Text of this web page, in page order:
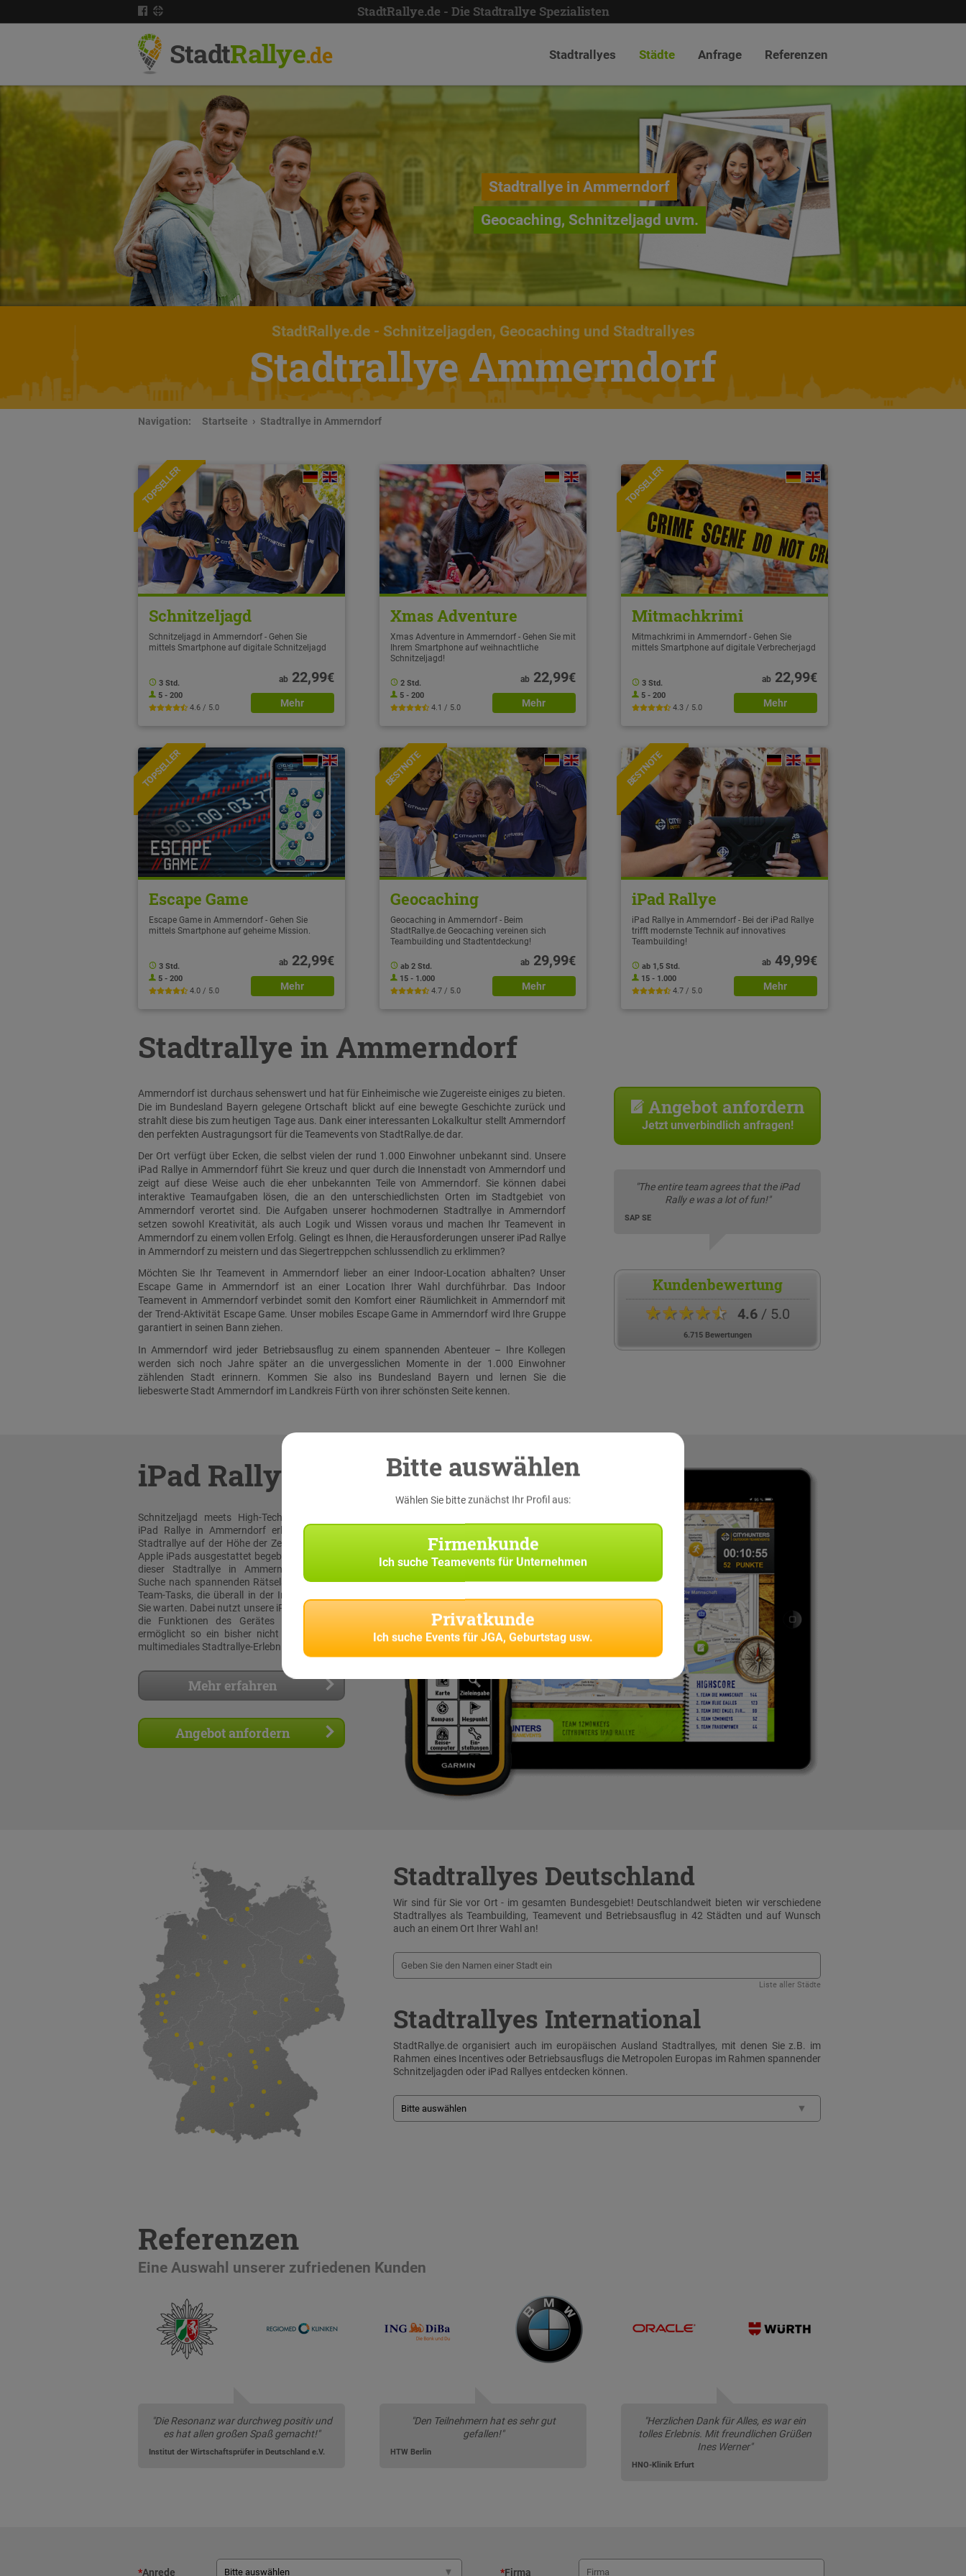
StadtRallye.de - Die Stadtrallye Spezialisten
StadtRallye.de Stadtrallyes Städte Anfrage Referenzen
Stadtrallye in Ammerndorf
Geocaching, Schnitzeljagd uvm.
StadtRallye.de- Schnitzeljagden, Geocaching und Stadtrallyes
Stadtrallye Ammerndorf
Navigation: Startseite Stadtrallye in Ammerndorf
TOPSELLER
Schnitzeljagd
Schnitzeljagd in Ammerndorf - Gehen Sie
mittels Smartphone auf digitale Schnitzeljagd
3 Std.
5 - 200
4.6 / 5.0
ab22,99€
Mehr
Xmas Adventure
Xmas Adventure in Ammerndorf - Gehen Sie mit
Ihrem Smartphone auf weihnachtliche
Schnitzeljagd!
2 Std.
5 - 200
4.1 / 5.0
ab22,99€
Mehr
TOPSELLER
Mitmachkrimi
Mitmachkrimi in Ammerndorf - Gehen Sie
mittels Smartphone auf digitale Verbrecherjagd
3 Std.
5 - 200
4.3 / 5.0
ab22,99€
Mehr
NEU
TOPSELLER
Escape Game
Escape Game in Ammerndorf - Gehen Sie
mittels Smartphone auf geheime Mission.
3 Std.
5 - 200
4.0 / 5.0
ab22,99€
Mehr
BESTNOTE
Geocaching
Geocaching in Ammerndorf - Beim
StadtRallye.de Geocaching vereinen sich
Teambuilding und Stadtentdeckung!
ab 2 Std.
15 - 1.000
4.7 / 5.0
ab29,99€
Mehr
BESTNOTE
iPad Rallye
iPad Rallye in Ammerndorf - Bei der iPad Rallye
trifft modernste Technik auf innovatives
Teambuilding!
ab 1,5 Std.
15 - 1.000
4.7 / 5.0
ab49,99€
Mehr
Stadtrallye in Ammerndorf
Ammerndorf ist durchaus sehenswert und hat für Einheimische wie Zugereiste einiges zu bieten.
Die im Bundesland Bayern gelegene Ortschaft blickt auf eine bewegte Geschichte zurück und
strahlt diese bis zum heutigen Tage aus. Dank einer interessanten Lokalkultur stellt Ammerndorf
den perfekten Austragungsort für die Teamevents von StadtRallye.de dar.
Der Ort verfügt über Ecken, die selbst vielen der rund 1.000 Einwohner unbekannt sind. Unsere
iPad Rallye in Ammerndorf führt Sie kreuz und quer durch die Innenstadt von Ammerndorf und
zeigt auf diese Weise auch die eher unbekannten Teile von Ammerndorf. Sie können dabei
interaktive Teamaufgaben lösen, die an den unterschiedlichsten Orten im Stadtgebiet von
Ammerndorf verortet sind. Die Aufgaben unserer hochmodernen Stadtrallye in Ammerndorf
setzen sowohl Kreativität, als auch Logik und Wissen voraus und machen Ihr Teamevent in
Ammerndorf zu einem vollen Erfolg. Gelingt es Ihnen, die Herausforderungen unserer iPad Rallye
in Ammerndorf zu meistern und das Siegertreppchen schlussendlich zu erklimmen?
Möchten Sie Ihr Teamevent in Ammerndorf lieber an einer Indoor-Location abhalten? Unser
Escape Game in Ammerndorf ist an einer Location Ihrer Wahl durchführbar. Das Indoor
Teamevent in Ammerndorf verbindet somit den Komfort einer Räumlichkeit in Ammerndorf mit
der Trend-Aktivität Escape Game. Unser mobiles Escape Game in Ammerndorf wird Ihre Gruppe
garantiert in seinen Bann ziehen.
In Ammerndorf wird jeder Betriebsausflug zu einem spannenden Abenteuer – Ihre Kollegen
werden sich noch Jahre später an die unvergesslichen Momente in der 1.000 Einwohner
zählenden Stadt erinnern. Kommen Sie also ins Bundesland Bayern und lernen Sie die
liebeswerte Stadt Ammerndorf im Landkreis Fürth von ihrer schönsten Seite kennen.
Angebot anfordern
Jetzt unverbindlich anfragen!
"The entire team agrees that the iPad
Rally e was a lot of fun!"
SAP SE
Kundenbewertung
★★★★★ 4.6/ 5.0
6.715 Bewertungen
iPad Rallye
Schnitzeljagd meets High-Tech: Bei unserer
iPad Rallye in Ammerndorf erleben sie eine
Stadtrallye auf der Höhe der Zeit! Mit original
Apple iPads ausgestattet begeben Sie sich bei
dieser Stadtrallye in Ammerndorf auf die
Suche nach spannenden Rätselaufgaben und
Team-Tasks, die überall in der Innenstadt auf
Sie warten. Dabei nutzt unsere iPad Rallye App
die Funktionen des Gerätes voll aus und
ermöglicht so ein bisher nicht dagewesenes
multimediales Stadtrallye-Erlebnis!
Mehr erfahren
Angebot anfordern
Stadtrallyes Deutschland
Wir sind für Sie vor Ort - im gesamten Bundesgebiet! Deutschlandweit bieten wir verschiedene
Stadtrallyes als Teambuilding, Teamevent und Betriebsausflug in 42 Städten und auf Wunsch
auch an einem Ort Ihrer Wahl an!
Liste aller Städte
Stadtrallyes International
StadtRallye.de organisiert auch im europäischen Ausland Stadtrallyes, mit denen Sie z.B. im
Rahmen eines Incentives oder Betriebsausflugs die Metropolen Europas im Rahmen spannender
Schnitzeljagden oder iPad Rallyes entdecken können.
Referenzen
Eine Auswahl unserer zufriedenen Kunden
"Die Resonanz war durchweg positiv und
es hat allen großen Spaß gemacht!"
Institut der Wirtschaftsprüfer in Deutschland e.V.
"Den Teilnehmern hat es sehr gut
gefallen!"
HTW Berlin
"Herzlichen Dank für Alles, es war ein
tolles Erlebnis. Mit freundlichen Grüßen
Ines Werner"
HNO-Klinik Erfurt
*Anrede *Firma
Bitte auswählen
Wählen Sie bitte zunächst Ihr Profil aus:
Firmenkunde
Ich suche Teamevents für Unternehmen
Privatkunde
Ich suche Events für JGA, Geburtstag usw.